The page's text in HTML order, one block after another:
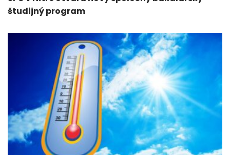
študijný program